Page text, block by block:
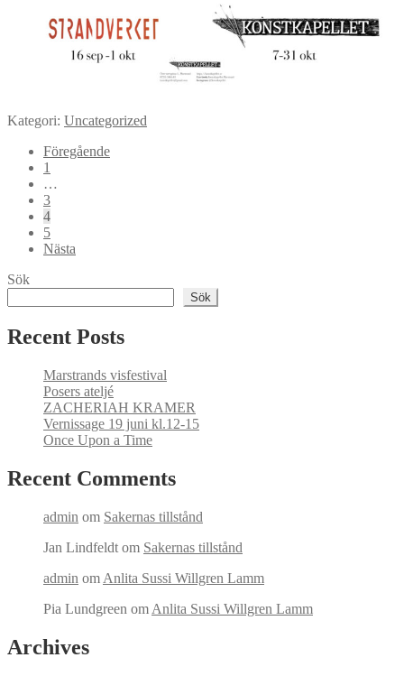
Kategori: Uncategorized
Sidnumrering
för
inlägg
Föregående
1
…
3
4
5
Nästa
Sök
Sök
Recent Posts
Marstrands visfestival
Posers ateljé
ZACHERIAH KRAMER
Vernissage 19 juni kl.12-15
Once Upon a Time
Recent Comments
admin om Sakernas tillstånd
Jan Lindfeldt om Sakernas tillstånd
admin om Anlita Sussi Willgren Lamm
Pia Lundgreen om Anlita Sussi Willgren Lamm
Archives